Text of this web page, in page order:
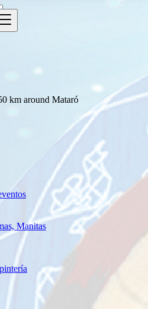
km around Mataró
Manitas